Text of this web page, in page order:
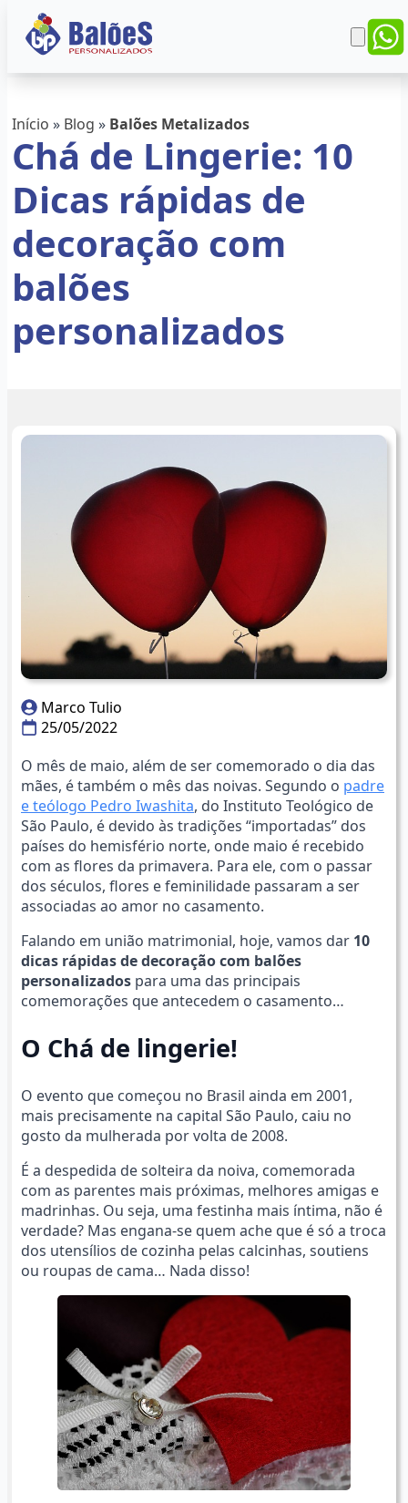
Início » Blog » Balões Metalizados
Chá de Lingerie: 10
Dicas rápidas de
decoração com
balões
personalizados
Marco Tulio
25/05/2022
O mês de maio, além de ser comemorado o dia das
mães, é também o mês das noivas. Segundo o padre
e teólogo Pedro Iwashita, do Instituto Teológico de
São Paulo, é devido às tradições “importadas” dos
países do hemisfério norte, onde maio é recebido
com as flores da primavera. Para ele, com o passar
dos séculos, flores e feminilidade passaram a ser
associadas ao amor no casamento.
Falando em união matrimonial, hoje, vamos dar 10
dicas rápidas de decoração com balões
personalizados para uma das principais
comemorações que antecedem o casamento…
O Chá de lingerie!
O evento que começou no Brasil ainda em 2001,
mais precisamente na capital São Paulo, caiu no
gosto da mulherada por volta de 2008.
É a despedida de solteira da noiva, comemorada
com as parentes mais próximas, melhores amigas e
madrinhas. Ou seja, uma festinha mais íntima, não é
verdade? Mas engana-se quem ache que é só a troca
dos utensílios de cozinha pelas calcinhas, soutiens
ou roupas de cama… Nada disso!